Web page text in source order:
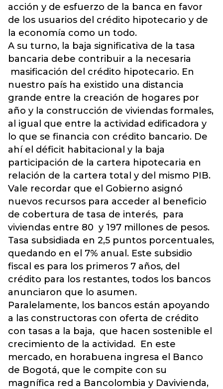
acción y de esfuerzo de la banca en favor
de los usuarios del crédito hipotecario y de
la economía como un todo.
A su turno, la baja significativa de la tasa
bancaria debe contribuir a la necesaria
masificación del crédito hipotecario. En
nuestro país ha existido una distancia
grande entre la creación de hogares por
año y la construcción de viviendas formales,
al igual que entre la actividad edificadora y
lo que se financia con crédito bancario. De
ahí el déficit habitacional y la baja
participación de la cartera hipotecaria en
relación de la cartera total y del mismo PIB.
Vale recordar que el Gobierno asignó
nuevos recursos para acceder al beneficio
de cobertura de tasa de interés, para
viviendas entre 80 y 197 millones de pesos.
Tasa subsidiada en 2,5 puntos porcentuales,
quedando en el 7% anual. Este subsidio
fiscal es para los primeros 7 años, del
crédito para los restantes, todos los bancos
anunciaron que lo asumen.
Paralelamente, los bancos están apoyando
a las constructoras con oferta de crédito
con tasas a la baja, que hacen sostenible el
crecimiento de la actividad. En este
mercado, en horabuena ingresa el Banco
de Bogotá, que le compite con su
magnífica red a Bancolombia y Davivienda,